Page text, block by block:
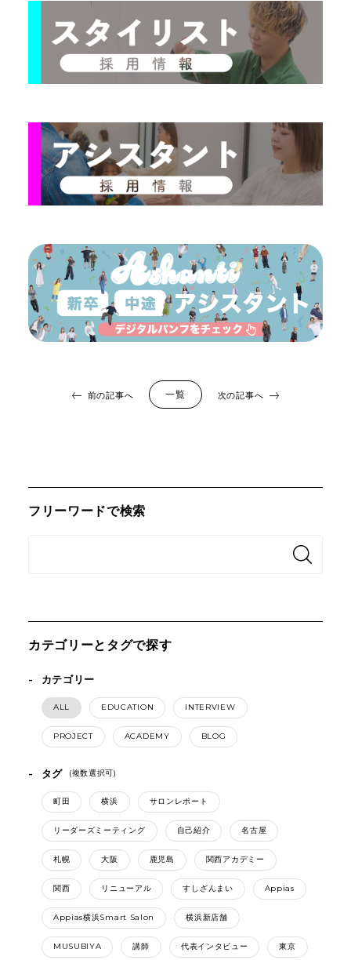
前の記事へ 一覧 次の記事へ
フリーワードで検索
カテゴリーとタグで探す
カテゴリー
ALL EDUCATION INTERVIEW
PROJECT ACADEMY BLOG
タグ (複数選択可)
町田 横浜 サロンレポート
リーダーズミーティング 自己紹介 名古屋
札幌 大阪 鹿児島 関西アカデミー
関西 リニューアル すしざんまい Appias
Appias横浜Smart Salon 横浜新店舗
MUSUBIYA 講師 代表インタビュー 東京